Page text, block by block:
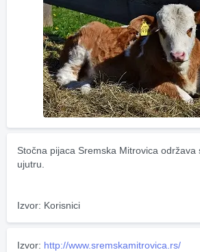
Stočna pijaca Sremska Mitrovica održava
ujutru.
Izvor: Korisnici
Izvor: http://www.sremskamitrovica.rs/